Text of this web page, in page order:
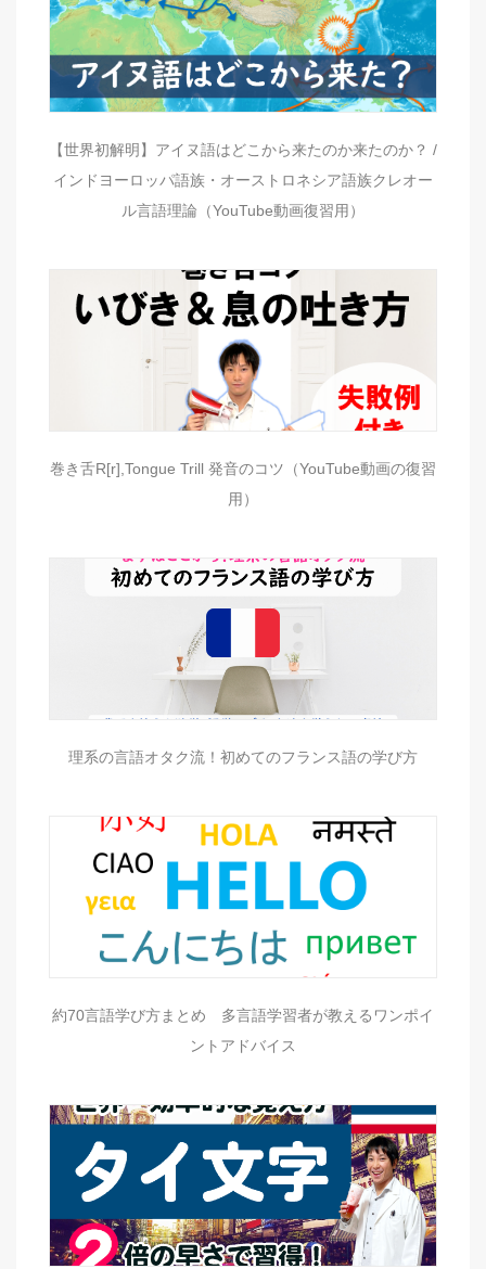
【世界初解明】アイヌ語はどこから来たのか来たのか？ /
インドヨーロッパ語族・オーストロネシア語族クレオー
ル言語理論（YouTube動画復習用）
巻き舌R[r],Tongue Trill 発音のコツ（YouTube動画の復習
用）
理系の言語オタク流！初めてのフランス語の学び方
約70言語学び方まとめ 多言語学習者が教えるワンポイ
ントアドバイス